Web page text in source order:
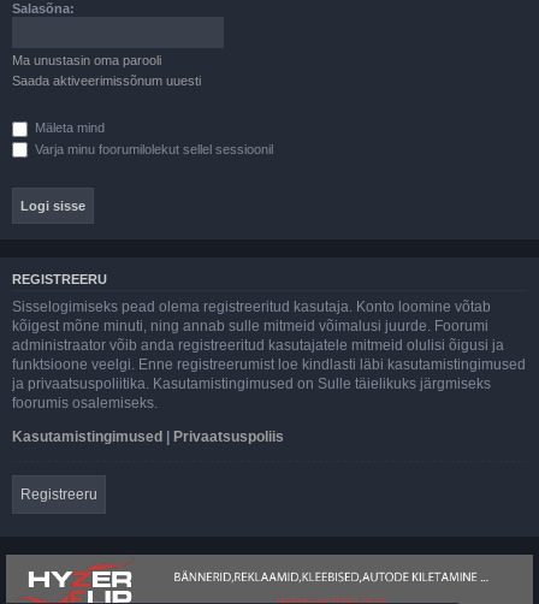
Salasõna:
Ma unustasin oma parooli
Saada aktiveerimissõnum uuesti
Mäleta mind
Varja minu foorumilolekut sellel sessioonil
REGISTREERU
Sisselogimiseks pead olema registreeritud kasutaja. Konto loomine võtab
kõigest mõne minuti, ning annab sulle mitmeid võimalusi juurde. Foorumi
administraator võib anda registreeritud kasutajatele mitmeid olulisi õigusi ja
funktsioone veelgi. Enne registreerumist loe kindlasti läbi kasutamistingimused
ja privaatsuspoliitika. Kasutamistingimused on Sulle täielikuks järgmiseks
foorumis osalemiseks.
Kasutamistingimused | Privaatsuspoliis
Registreeru